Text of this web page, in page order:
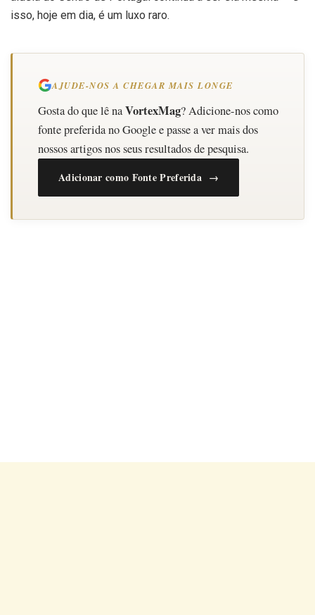
isso, hoje em dia, é um luxo raro.
AJUDE-NOS A CHEGAR MAIS LONGE
Gosta do que lê naVortexMag? Adicione-nos como
fonte preferida no Google e passe a ver mais dos
nossos artigos nos seus resultados de pesquisa.
Adicionar como Fonte Preferida →